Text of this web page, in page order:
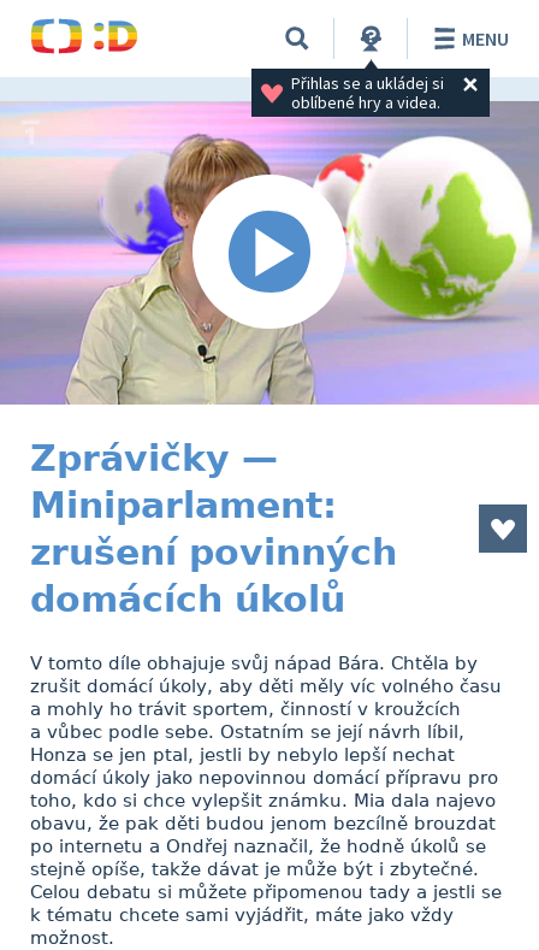
Přihlas se a ukládej si
oblíbené hry a videa.
MENU
Zprávičky —
Miniparlament:
zrušení povinných
domácích úkolů
V tomto díle obhajuje svůj nápad Bára. Chtěla by
zrušit domácí úkoly, aby děti měly víc volného času
a mohly ho trávit sportem, činností v kroužcích
a vůbec podle sebe. Ostatním se její návrh líbil,
Honza se jen ptal, jestli by nebylo lepší nechat
domácí úkoly jako nepovinnou domácí přípravu pro
toho, kdo si chce vylepšit známku. Mia dala najevo
obavu, že pak děti budou jenom bezcílně brouzdat
po internetu a Ondřej naznačil, že hodně úkolů se
stejně opíše, takže dávat je může být i zbytečné.
Celou debatu si můžete připomenou tady a jestli se
k tématu chcete sami vyjádřit, máte jako vždy
možnost.